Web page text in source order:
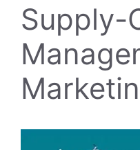
Supply-